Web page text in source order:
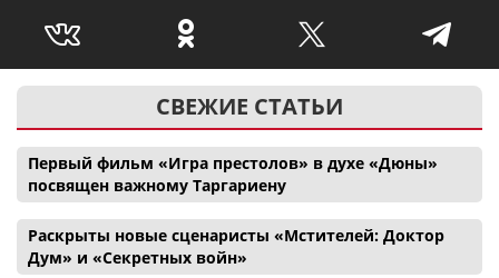
СВЕЖИЕ СТАТЬИ
Первый фильм «Игра престолов» в духе «Дюны»
посвящен важному Таргариену
Раскрыты новые сценаристы «Мстителей: Доктор
Дум» и «Секретных войн»